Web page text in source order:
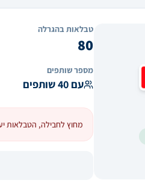
טבלאות בהגרלה
80
מספר שותפים
עם 40 שותפים
מחוץ לחבילה, הטבלאות